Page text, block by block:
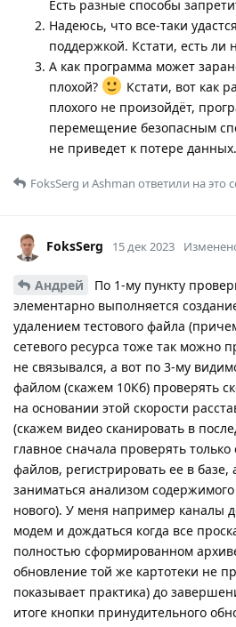
Есть разные способы
Надеюсь, что все-таки
поддержкой. Кстати, есть ли
А как программа может
плохой?
Кстати, вот как
плохого не произойдёт,
перемещение безопасным
не приведет к потере данных.
FoksSerg иAshman ответили на это
FoksSerg 15 дек 2023
Андрей
По 1-му пункту
элементарно выполняется
удалением тестового файла
сетевого ресурса тоже так можно
не связывался, а вот по 3-му
файлом (скажем 10Кб) проверять
на основании этой скорости
(скажем видео сканировать в
главное сначала проверять только
файлов, регистрировать ее в базе,
заниматься анализом
нового). У меня например каналы
модем и дождаться когда все
полностью сформированном
обновление той же картотеки не
показывает практика) до
итоге кнопки принудительного